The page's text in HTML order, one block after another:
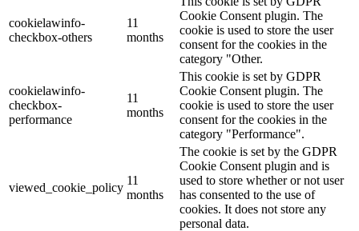
cookielawinfo-
checkbox-others
11
months
Cookie Consent plugin. The
cookie is used to store the user
consent for the cookies in the
category "Other.
cookielawinfo-
checkbox-
performance
11
months
This cookie is set by GDPR
Cookie Consent plugin. The
cookie is used to store the user
consent for the cookies in the
category "Performance".
viewed_cookie_policy
11
months
The cookie is set by the GDPR
Cookie Consent plugin and is
used to store whether or not user
has consented to the use of
cookies. It does not store any
personal data.